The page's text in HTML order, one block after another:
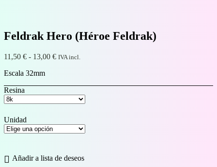
Feldrak Hero (Héroe Feldrak)
11,50 € - 13,00 €Rango
IVA incl.
Escala 32mm
Resina
Unidad
Añadir a lista de deseos